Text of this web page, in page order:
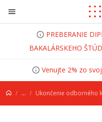
Prejsť na obsah
PREBERANIE
BAKALÁRSKEHO
Venujte 2% zo
... Ukončenie odborného kurzu